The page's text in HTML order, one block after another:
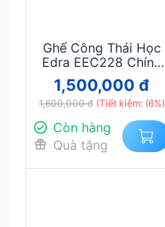
Ghế Công Thái Học
Edra EEC228 Chính
Hãng – Thiết Kế
Ergonomic Chuẩn,
Tựa Lưng Lưới
Thoáng Khí, Điều
Chỉnh Đa Điểm, Ngồi
Êm Suốt Ngày
1,500,000 đ
1,600,000 đ (Tiết kiệm: (6%)
Còn hàng
Quà tặng